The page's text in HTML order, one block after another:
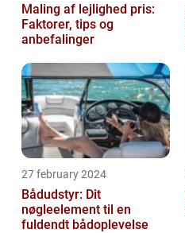
Maling af lejlighed pris:
Faktorer, tips og
anbefalinger
27 february 2024
Bådudstyr: Dit
nøgleelement til en
fuldendt bådoplevelse